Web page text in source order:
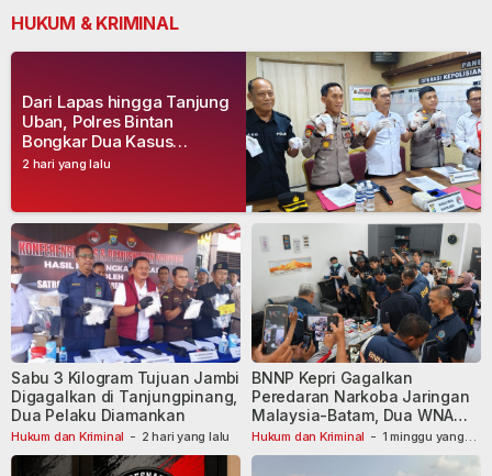
HUKUM & KRIMINAL
2 hari yang lalu
Dari Lapas hingga Tanjung
Uban, Polres Bintan
Bongkar Dua Kasus
Narkoba, Empat Tersangka
Hukum dan Kriminal - 2 hari yang lalu
Sabu 3 Kilogram Tujuan Jambi
Digagalkan di Tanjungpinang,
Dua Pelaku Diamankan
Hukum dan Kriminal - 1 minggu yang
BNNP Kepri Gagalkan
Peredaran Narkoba Jaringan
Malaysia-Batam, Dua WNA
Masih Diburu